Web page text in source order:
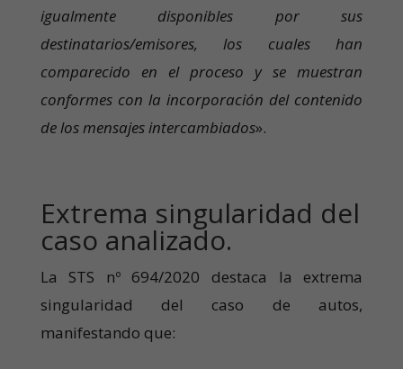
igualmente disponibles por sus
destinatarios/emisores, los cuales han
comparecido en el proceso y se muestran
conformes con la incorporación del contenido
de los mensajes intercambiados».
Extrema singularidad del
caso analizado.
La STS nº 694/2020 destaca la extrema
singularidad del caso de autos,
manifestando que: